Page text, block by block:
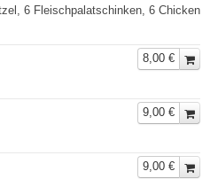
6 Fleischpalatschinken, 6 Chicken
8,00 €
9,00 €
9,00 €